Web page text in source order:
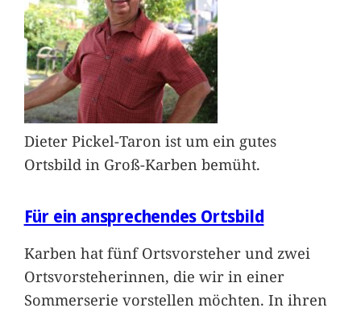
Dieter Pickel-Taron ist um ein gutes
Ortsbild in Groß-Karben bemüht.
Für ein ansprechendes Ortsbild
Karben hat fünf Ortsvorsteher und zwei
Ortsvorsteherinnen, die wir in einer
Sommerserie vorstellen möchten. In ihren